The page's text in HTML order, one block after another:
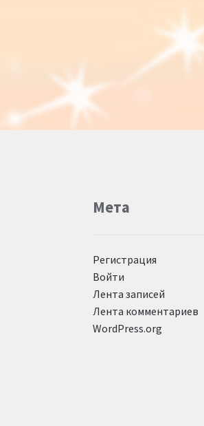
Мета
Регистрация
Войти
Лента записей
Лента комментариев
WordPress.org